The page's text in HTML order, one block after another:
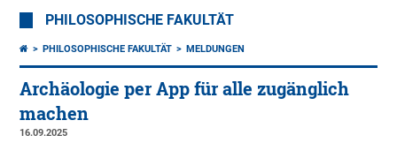
PHILOSOPHISCHE FAKULTÄT
PHILOSOPHISCHE FAKULTÄT MELDUNGEN
Archäologie per App für alle zugänglich
machen
16.09.2025